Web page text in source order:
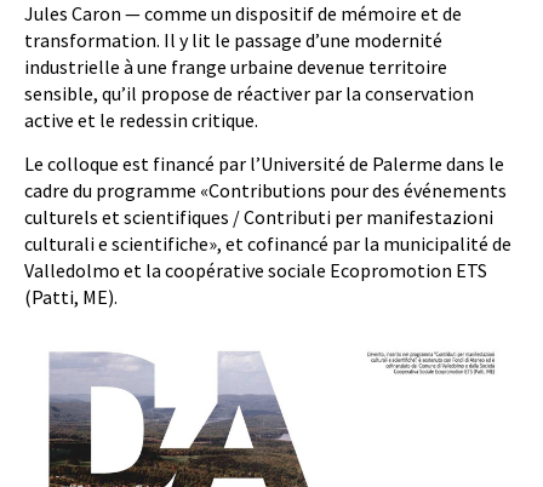
Jules Caron — comme un dispositif de mémoire et de
transformation. Il y lit le passage d’une modernité
industrielle à une frange urbaine devenue territoire
sensible, qu’il propose de réactiver par la conservation
active et le redessin critique.
Le colloque est financé par l’Université de Palerme dans le
cadre du programme «Contributions pour des événements
culturels et scientifiques / Contributi per manifestazioni
culturali e scientifiche», et cofinancé par la municipalité de
Valledolmo et la coopérative sociale Ecopromotion ETS
(Patti, ME).